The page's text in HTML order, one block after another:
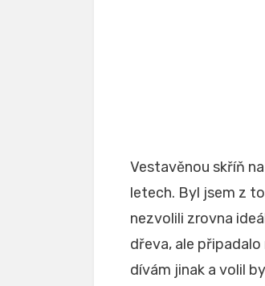
Vestavěnou skříň
letech. Byl jsem z
nezvolili zrovna
dřeva, ale
dívám jinak a volil